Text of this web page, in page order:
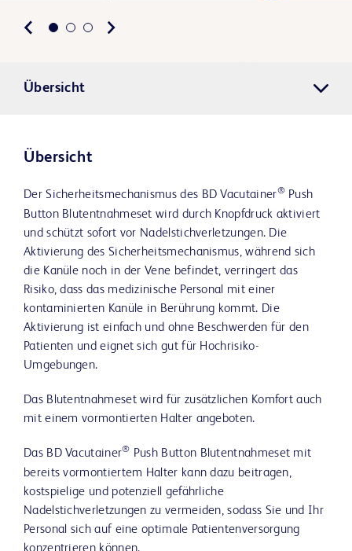
Übersicht
Übersicht
Der Sicherheitsmechanismus des BD Vacutainer®Push
Button Blutentnahmeset wird durch Knopfdruck aktiviert
und schützt sofort vor Nadelstichverletzungen. Die
Aktivierung des Sicherheitsmechanismus, während sich
die Kanüle noch in der Vene befindet, verringert das
Risiko, dass das medizinische Personal mit einer
kontaminierten Kanüle in Berührung kommt. Die
Aktivierung ist einfach und ohne Beschwerden für den
Patienten und eignet sich gut für Hochrisiko-
Umgebungen.
Das Blutentnahmeset wird für zusätzlichen Komfort auch
mit einem vormontierten Halter angeboten.
Das BD Vacutainer® Push Button Blutentnahmeset mit
bereits vormontiertem Halter kann dazu beitragen,
kostspielige und potenziell gefährliche
Nadelstichverletzungen zu vermeiden, sodass Sie und Ihr
Personal sich auf eine optimale Patientenversorgung